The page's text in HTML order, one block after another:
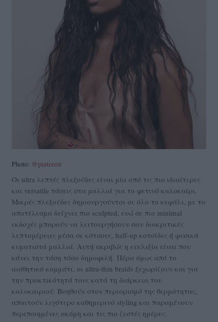
Photo: @pinterest
Οι ultra λεπτές πλεξούδες είναι μία από τις πιο ιδιαίτερες
και versatile τάσεις στα μαλλιά για το φετινό καλοκαίρι.
Μικρές πλεξούδες δημιουργούνται σε όλο το κεφάλι, με το
αποτέλεσμα δείχνει πιο sculpted, ενώ σε πιο minimal
εκδοχές μπορούν να λειτουργήσουν σαν διακριτικές
λεπτομέρειες μέσα σε κότσους, half-up κοτσίδες ή φυσικά
κυματιστά μαλλιά. Αυτή ακριβώς η ευελιξία είναι που
κάνει την τάση τόσο δημοφιλή. Πέρα όμως από το
αισθητικό κομμάτι, οι ultra-thin braids ξεχωρίζουν και για
την πρακτικότητά τους κατά τη διάρκεια του
καλοκαιριού. Βοηθούν στον περιορισμό της θερμότητας,
απαιτούν λιγότερο καθημερινό styling και παραμένουν
περιποιημένες ακόμη και τις πιο ζεστές ημέρες.